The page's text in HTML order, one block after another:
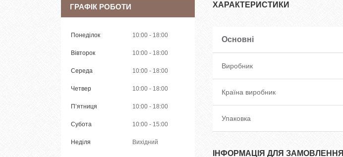
ХАРАКТЕРИСТИКИ
Основні
Виробник
Країна виробник
Упаковка
ІНФОРМАЦІЯ ДЛЯ ЗАМОВЛЕННЯ
ГРАФІК РОБОТИ
Понеділок 10:00 18:00
Вівторок 10:00 18:00
Середа 10:00 18:00
Четвер 10:00 18:00
Пʼятниця 10:00 18:00
Субота 10:00 15:00
Неділя Вихідний